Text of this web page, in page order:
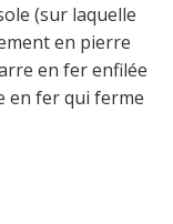
(sur laquelle
en pierre
en fer enfilée
en fer qui ferme